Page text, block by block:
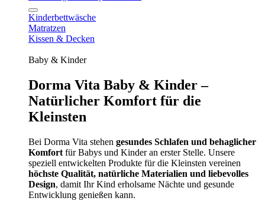
Kinderbettwäsche
Matratzen
Kissen & Decken
Baby & Kinder
Dorma Vita Baby & Kinder –
Natürlicher Komfort für die
Kleinsten
Bei Dorma Vita stehen gesundes Schlafen und behaglicher
Komfort für Babys und Kinder an erster Stelle. Unsere
speziell entwickelten Produkte für die Kleinsten vereinen
höchste Qualität, natürliche Materialien und liebevolles
Design, damit Ihr Kind erholsame Nächte und gesunde
Entwicklung genießen kann.